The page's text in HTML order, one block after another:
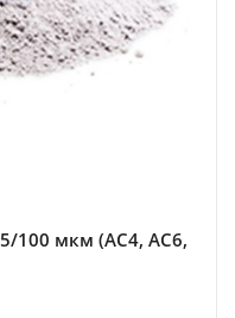
100 мкм (АС4, АС6,